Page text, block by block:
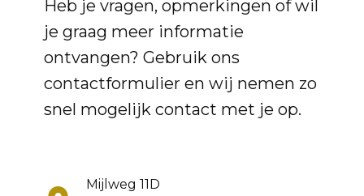
Heb je vragen, opmerkingen of wil
je graag meer informatie
ontvangen? Gebruik ons
contactformulier en wij nemen zo
snel mogelijk contact met je op.
Mijlweg 11D